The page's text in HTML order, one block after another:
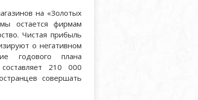
на «Золотых
остается фирмам
Чистая прибыль
о негативном
годового плана
210 000
совершать